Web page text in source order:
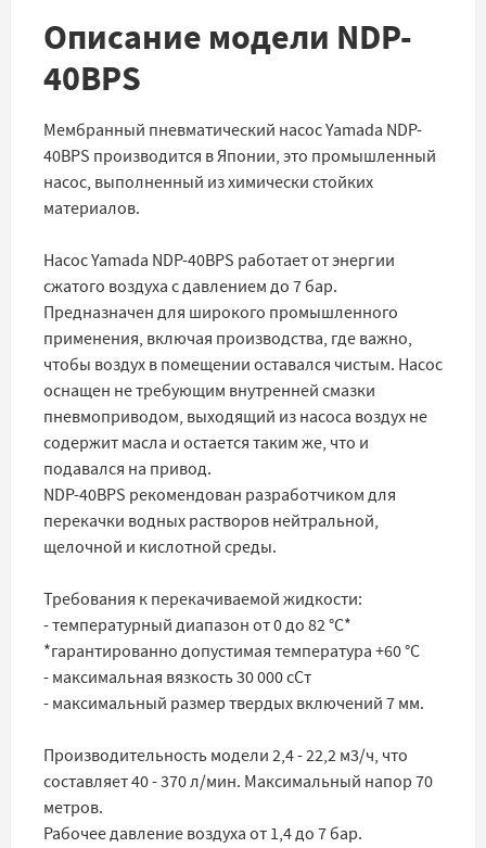
Описание модели NDP-
40BPS
Мембранный пневматический насос Yamada NDP-
40BPS производится в Японии, это промышленный
насос, выполненный из химически стойких
материалов.
Насос Yamada NDP-40BPS работает от энергии
сжатого воздуха с давлением до 7 бар.
Предназначен для широкого промышленного
применения, включая производства, где важно,
чтобы воздух в помещении оставался чистым. Насос
оснащен не требующим внутренней смазки
пневмоприводом, выходящий из насоса воздух не
содержит масла и остается таким же, что и
подавался на привод.
NDP-40BPS рекомендован разработчиком для
перекачки водных растворов нейтральной,
щелочной и кислотной среды.
Требования к перекачиваемой жидкости:
- температурный диапазон от 0 до 82 °C*
*гарантированно допустимая температура +60 °C
- максимальная вязкость 30 000 сСт
- максимальный размер твердых включений 7 мм.
Производительность модели 2,4 - 22,2 м3/ч, что
составляет 40 - 370 л/мин. Максимальный напор 70
метров.
Рабочее давление воздуха от 1,4 до 7 бар.